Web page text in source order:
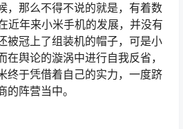
，那么不得不说的就是，有着数
近年来小米手机的发展，并没有
被冠上了组装机的帽子，可是小
舆论的漩涡中进行自我反省，
终于凭借着自己的实力，一度跻
阵营当中。